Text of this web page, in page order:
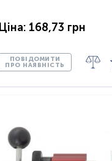
Ціна: 168,73 грн
ПОВІДОМИТИ
ПРО НАЯВНІСТЬ